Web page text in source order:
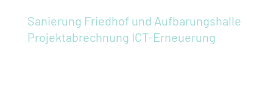
Sanierung Friedhof und Aufbarungshalle
Projektabrechnung ICT-Erneuerung